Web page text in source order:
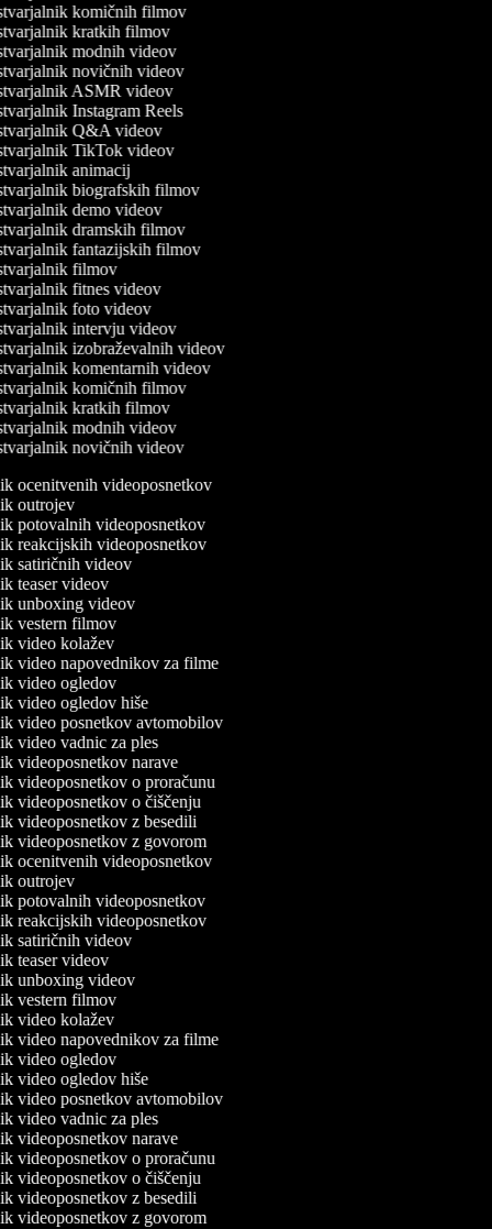
komičnih filmov
kratkih filmov
modnih videov
novičnih videov
ASMR videov
Instagram Reels
Q&A videov
TikTok videov
animacij
biografskih filmov
demo videov
dramskih filmov
fantazijskih filmov
filmov
fitnes videov
foto videov
intervju videov
izobraževalnih videov
komentarnih videov
komičnih filmov
kratkih filmov
modnih videov
novičnih videov
ocenitvenih videoposnetkov
outrojev
potovalnih videoposnetkov
reakcijskih videoposnetkov
satiričnih videov
teaser videov
unboxing videov
vestern filmov
video kolažev
video napovednikov za filme
video ogledov
video ogledov hiše
video posnetkov avtomobilov
video vadnic za ples
videoposnetkov narave
videoposnetkov o proračunu
videoposnetkov o čiščenju
videoposnetkov z besedili
videoposnetkov z govorom
ocenitvenih videoposnetkov
outrojev
potovalnih videoposnetkov
reakcijskih videoposnetkov
satiričnih videov
teaser videov
unboxing videov
vestern filmov
video kolažev
video napovednikov za filme
video ogledov
video ogledov hiše
video posnetkov avtomobilov
video vadnic za ples
videoposnetkov narave
videoposnetkov o proračunu
videoposnetkov o čiščenju
videoposnetkov z besedili
videoposnetkov z govorom